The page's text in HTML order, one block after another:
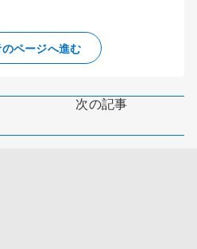
ページへ進む
次の記事